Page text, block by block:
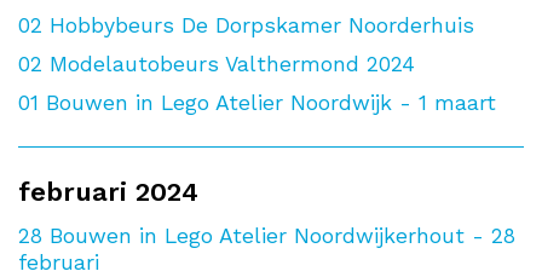
02 Hobbybeurs De Dorpskamer Noorderhuis
02 Modelautobeurs Valthermond 2024
01 Bouwen in Lego Atelier Noordwijk - 1 maart
februari 2024
28 Bouwen in Lego Atelier Noordwijkerhout - 28
februari